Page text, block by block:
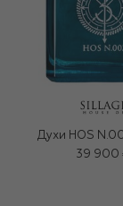
Духи HOS
39 900